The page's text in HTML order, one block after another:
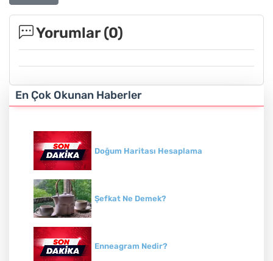
Yorumlar (0)
En Çok Okunan Haberler
Doğum Haritası Hesaplama
Şefkat Ne Demek?
Enneagram Nedir?